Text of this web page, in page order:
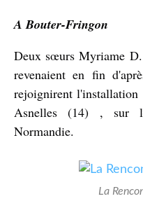
A Bouter-Fringon
Deux sœurs Myriame
revenaient en fin
rejoignirent l'installation
Asnelles (14) , sur
Normandie.
La